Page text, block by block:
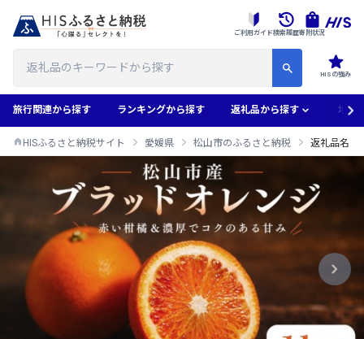
HISの強み
ご利用ガイド検索履歴寄附状況
旅行関連から探す ランキングから探す 返礼品から探す 地域
HISふるさと納税サイト 愛媛県 松山市のふるさと納税 返礼品名